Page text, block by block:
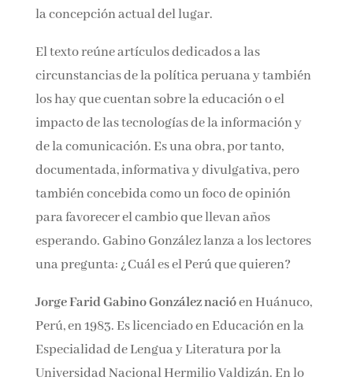
la concepción actual del lugar.
El texto reúne artículos dedicados a las
circunstancias de la política peruana y también
los hay que cuentan sobre la educación o el
impacto de las tecnologías de la información y
de la comunicación. Es una obra, por tanto,
documentada, informativa y divulgativa, pero
también concebida como un foco de opinión
para favorecer el cambio que llevan años
esperando. Gabino González lanza a los lectores
una pregunta: ¿Cuál es el Perú que quieren?
Jorge Farid Gabino González nacióen Huánuco,
Perú, en 1983. Es licenciado en Educación en la
Especialidad de Lengua y Literatura por la
Universidad Nacional Hermilio Valdizán. En lo